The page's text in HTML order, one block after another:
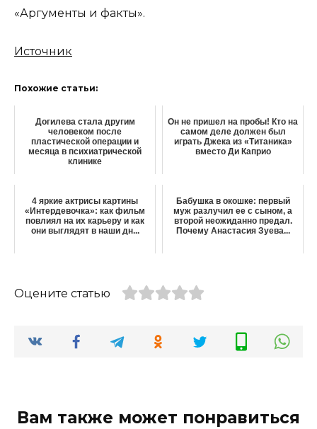
«Аргументы и факты».
Источник
Похожие статьи:
Догилева стала другим
человеком после
пластической операции и
месяца в психиатрической
клинике
Он не пришел на пробы! Кто на
самом деле должен был
играть Джека из «Титаника»
вместо Ди Каприо
4 яркие актрисы картины
«Интердевочка»: как фильм
повлиял на их карьеру и как
они выглядят в наши дн...
Бабушка в окошке: первый
муж разлучил ее с сыном, а
второй неожиданно предал.
Почему Анастасия Зуева...
Оцените статью
Вам также может понравиться